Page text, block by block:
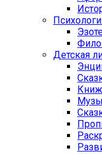
Детская